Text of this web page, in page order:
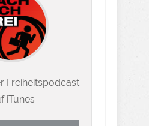
Freiheitspodcast
iTunes